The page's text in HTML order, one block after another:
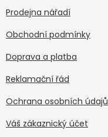
Prodejna nářadí
Obchodní podmínky
Doprava a platba
Reklamační řád
Ochrana osobních údajů
Váš zákaznický účet